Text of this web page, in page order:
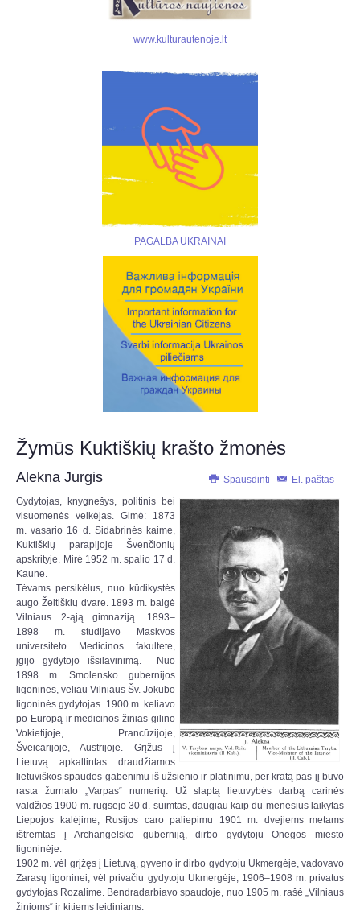
www.kulturautenoje.lt
PAGALBA UKRAINAI
Žymūs Kuktiškių krašto žmonės
Spausdinti El. paštas
Alekna Jurgis
Gydytojas, knygnešys, politinis bei
visuomenės veikėjas. Gimė: 1873
m. vasario 16 d. Sidabrinės kaime,
Kuktiškių parapijoje Švenčionių
apskrityje. Mirė 1952 m. spalio 17 d.
Kaune.
Tėvams persikėlus, nuo kūdikystės
augo Želtiškių dvare. 1893 m. baigė
Vilniaus 2-ąją gimnaziją. 1893–
1898 m. studijavo Maskvos
universiteto Medicinos fakultete,
įgijo gydytojo išsilavinimą. Nuo
1898 m. Smolensko gubernijos
ligoninės, vėliau Vilniaus Šv. Jokūbo
ligoninės gydytojas. 1900 m. keliavo
po Europą ir medicinos žinias gilino
Vokietijoje, Prancūzijoje,
Šveicarijoje, Austrijoje. Grįžus į
Lietuvą apkaltintas draudžiamos
lietuviškos spaudos gabenimu iš užsienio ir platinimu, per kratą pas jį buvo
rasta žurnalo „Varpas“ numerių. Už slaptą lietuvybės darbą carinės
valdžios 1900 m. rugsėjo 30 d. suimtas, daugiau kaip du mėnesius laikytas
Liepojos kalėjime, Rusijos caro paliepimu 1901 m. dvejiems metams
ištremtas į Archangelsko guberniją, dirbo gydytoju Onegos miesto
ligoninėje.
1902 m. vėl grįžęs į Lietuvą, gyveno ir dirbo gydytoju Ukmergėje, vadovavo
Zarasų ligoninei, vėl privačiu gydytoju Ukmergėje, 1906–1908 m. privatus
gydytojas Rozalime. Bendradarbiavo spaudoje, nuo 1905 m. rašė „Vilniaus
žinioms“ ir kitiems leidiniams.